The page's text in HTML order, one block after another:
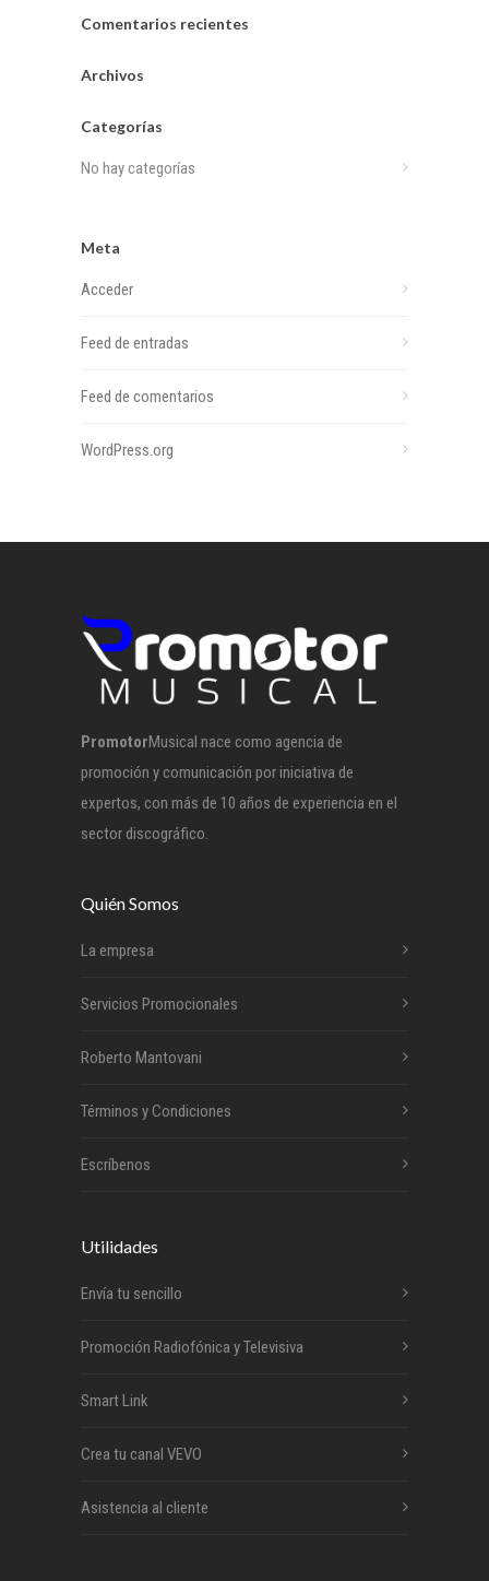
Comentarios recientes
Archivos
Categorías
No hay categorías
Meta
Acceder
Feed de entradas
Feed de comentarios
WordPress.org
PromotorMusical nace como agencia de
promoción y comunicación por iniciativa de
expertos, con más de 10 años de experiencia en el
sector discográfico.
Quién Somos
La empresa
Servicios Promocionales
Roberto Mantovani
Términos y Condiciones
Escríbenos
Utilidades
Envía tu sencillo
Promoción Radiofónica y Televisiva
Smart Link
Crea tu canal VEVO
Asistencia al cliente